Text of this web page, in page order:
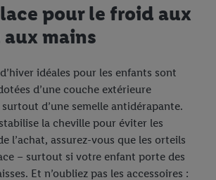
pour le froid aux
mains
idéales pour les enfants sont
d’une couche extérieure
d’une semelle antidérapante.
la cheville pour éviter les
l’achat, assurez-vous que les orteils
– surtout si votre enfant porte des
Et n’oubliez pas les accessoires :